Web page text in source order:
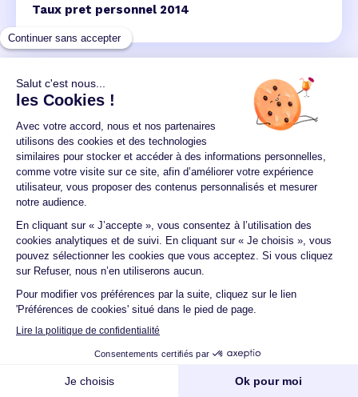
Taux pret personnel 2014
Un crédit vous engage et doit être remboursé.
Vérifiez vos capacités de remboursement avant de
vous engager.
Aucun versement, de quelque nature que ce soit, ne
peut être exigé d'un particulier avant l'obtention
d'un ou plusieurs prêts d'argent.
© 2026 Guide du crédit •Plan du site• Mentions
Accessibilité Contact